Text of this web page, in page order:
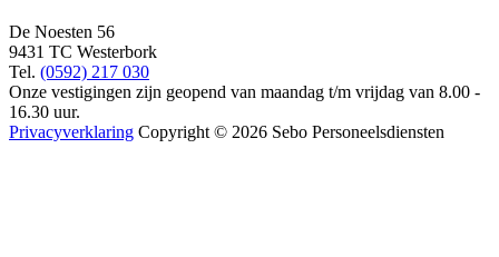
De Noesten 56
9431 TC Westerbork
Tel. (0592) 217 030
Onze vestigingen zijn geopend van maandag t/m vrijdag van 8.00 -
16.30 uur.
Privacyverklaring Copyright © 2026 Sebo Personeelsdiensten